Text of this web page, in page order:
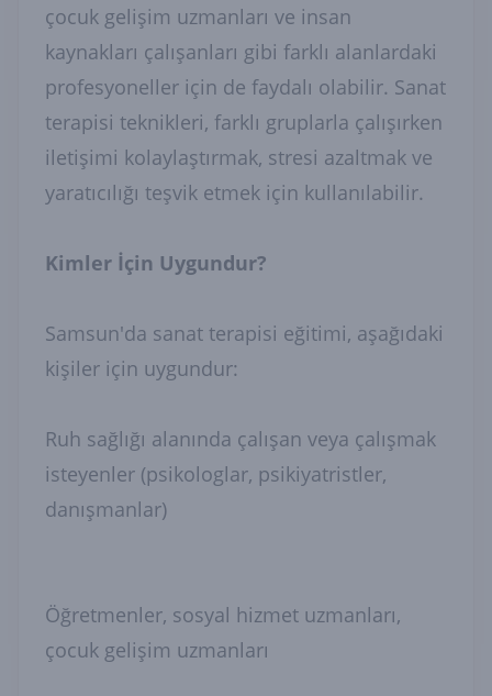
çocuk gelişim uzmanları ve insan
kaynakları çalışanları gibi farklı alanlardaki
profesyoneller için de faydalı olabilir. Sanat
terapisi teknikleri, farklı gruplarla çalışırken
iletişimi kolaylaştırmak, stresi azaltmak ve
yaratıcılığı teşvik etmek için kullanılabilir.
Kimler İçin Uygundur?
Samsun'da sanat terapisi eğitimi, aşağıdaki
kişiler için uygundur:
Ruh sağlığı alanında çalışan veya çalışmak
isteyenler (psikologlar, psikiyatristler,
danışmanlar)
Öğretmenler, sosyal hizmet uzmanları,
çocuk gelişim uzmanları